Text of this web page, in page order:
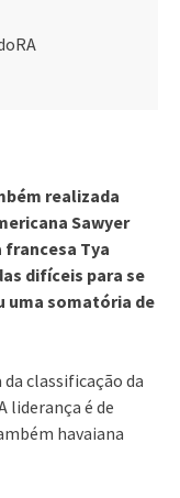
realizada
Sawyer
francesa Tya
difíceis para se
uma somatória de
classificação da
liderança é de
havaiana